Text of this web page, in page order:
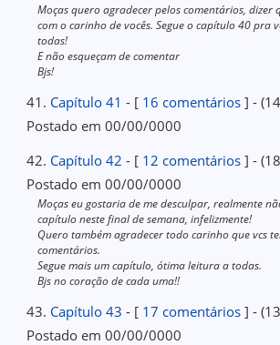
Moças quero agradecer pelos comentários, dizer
com o carinho de vocês. Segue o capítulo 40 pra
todas!
E não esqueçam de comentar
Bjs!
41. Capítulo 41 - [ 16 comentários ] -
Postado em 00/00/0000
42. Capítulo 42 - [ 12 comentários ] -
Postado em 00/00/0000
Moças eu gostaria de me desculpar, realmente
capítulo neste final de semana, infelizmente!
Quero também agradecer todo carinho que vcs
comentários.
Segue mais um capítulo, ótima leitura a todas.
Bjs no coração de cada uma!!
43. Capítulo 43 - [ 17 comentários ] -
Postado em 00/00/0000